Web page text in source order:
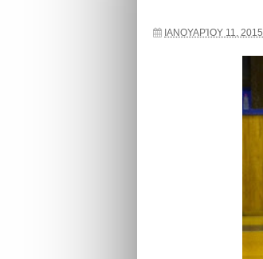
ΙΑΝΟΥΑΡΊΟΥ 11, 2015